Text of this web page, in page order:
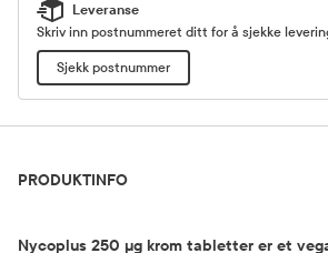
Leveranse
Skriv inn postnummeret ditt for å sjekke
Sjekk postnummer
PRODUKTINFO
Nycoplus 250 µg krom tabletter er et